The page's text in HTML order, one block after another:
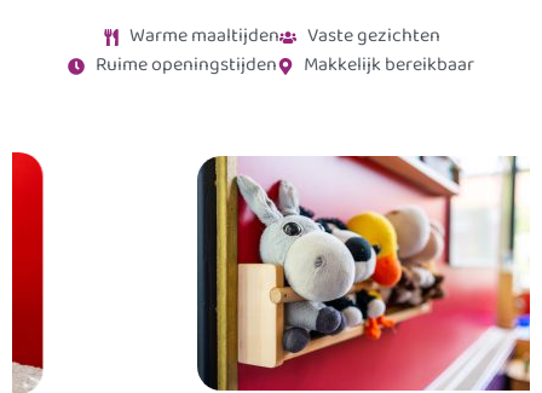
Warme maaltijden
Vaste gezichten
Ruime openingstijden
Makkelijk bereikbaar